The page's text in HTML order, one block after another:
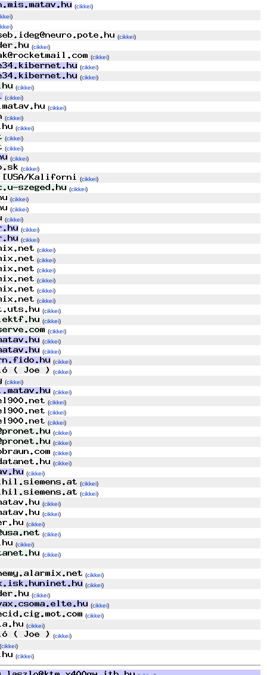
(cikkei)
)
)
(cikkei)
(cikkei)
(cikkei)
(cikkei)
(cikkei)
(cikkei)
(cikkei)
(cikkei)
(cikkei)
(cikkei)
(cikkei)
(cikkei)
(cikkei)
(cikkei)
(cikkei)
(cikkei)
(cikkei)
(cikkei)
(cikkei)
(cikkei)
(cikkei)
(cikkei)
(cikkei)
(cikkei)
(cikkei)
(cikkei)
(cikkei)
(cikkei)
(cikkei)
(cikkei)
(cikkei)
(cikkei)
(cikkei)
(cikkei)
(cikkei)
(cikkei)
(cikkei)
(cikkei)
(cikkei)
(cikkei)
(cikkei)
(cikkei)
(cikkei)
(cikkei)
(cikkei)
(cikkei)
(cikkei)
(cikkei)
(cikkei)
(cikkei)
(cikkei)
(cikkei)
(cikkei)
(cikkei)
(cikkei)
(cikkei)
(cikkei)
(cikkei)
(cikkei)
(cikkei)
(cikkei)